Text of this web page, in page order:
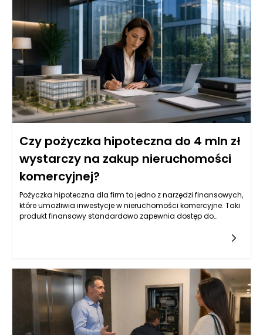
Czy pożyczka hipoteczna do 4 mln zł
wystarczy na zakup nieruchomości
komercyjnej?
Pożyczka hipoteczna dla firm to jedno z narzędzi finansowych,
które umożliwia inwestycje w nieruchomości komercyjne. Taki
produkt finansowy standardowo zapewnia dostęp do
komercyjnych. Na rynku istnieje wiele różnych ofert, które mogą
różnić się pod względem oprocentowania, okresu spłaty oraz
wymaganych zabezpieczeń. Kluczowym aspektem dla firm
jest również analiza warunków umowy oraz kosztów
dodatkowych związanych z pozyskiwaniem takiego
finansowania. Przed podjęciem decyzji o wyborze
odpowiedniej pożyczki hipotecznej, warto przeanalizować